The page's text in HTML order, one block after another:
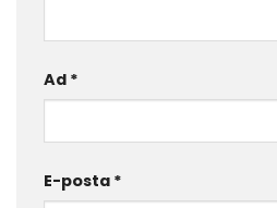
Ad *
E-posta *